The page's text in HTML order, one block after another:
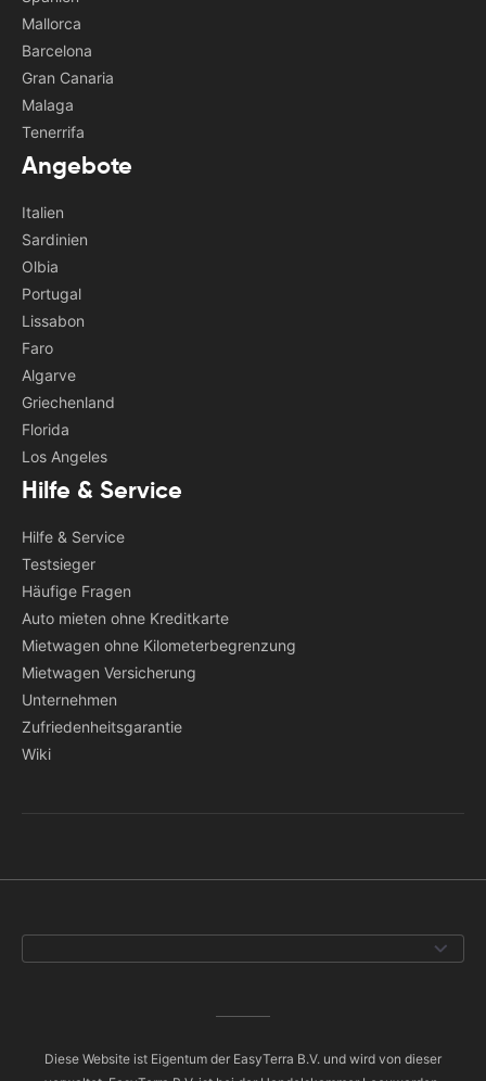
Mallorca
Barcelona
Gran Canaria
Malaga
Tenerrifa
Angebote
Italien
Sardinien
Olbia
Portugal
Lissabon
Faro
Algarve
Griechenland
Florida
Los Angeles
Hilfe & Service
Hilfe & Service
Testsieger
Häufige Fragen
Auto mieten ohne Kreditkarte
Mietwagen ohne Kilometerbegrenzung
Mietwagen Versicherung
Unternehmen
Zufriedenheitsgarantie
Wiki
Diese Website ist Eigentum der EasyTerra B.V. und wird von dieser